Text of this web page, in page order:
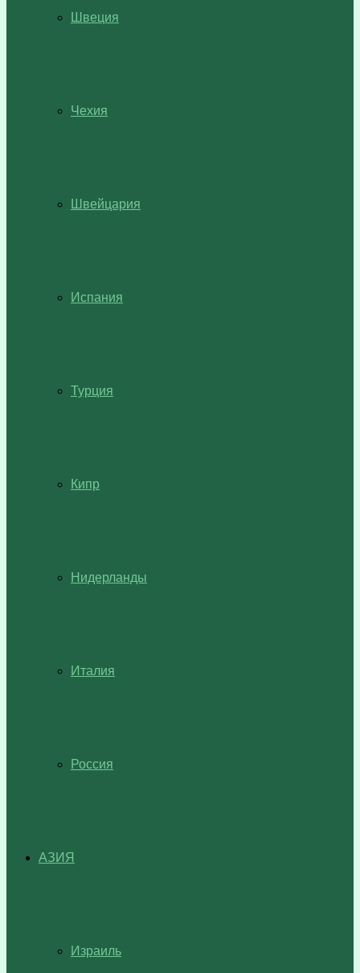
Швеция
Чехия
Швейцария
Испания
Турция
Кипр
Нидерланды
Италия
Россия
АЗИЯ
Израиль